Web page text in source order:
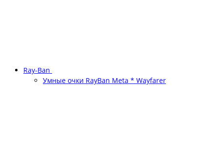
Ray-Ban
Умные очки RayBan Meta * Wayfarer